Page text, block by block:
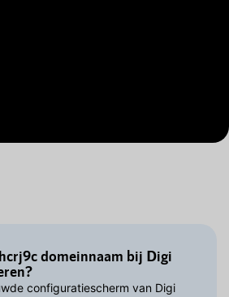
domeinnaam bij Digi
configuratiescherm van Digi